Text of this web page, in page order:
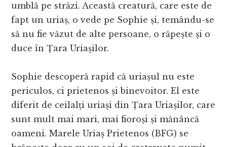
umblă pe străzi. Această creatură, care este de
fapt un uriaș, o vede pe Sophie și, temându-se
să nu fie văzut de alte persoane, o răpește și o
duce în Țara Uriașilor.
Sophie descoperă rapid că uriașul nu este
periculos, ci prietenos și binevoitor. El este
diferit de ceilalți uriași din Țara Uriașilor, care
sunt mult mai mari, mai fioroși și mănâncă
oameni. Marele Uriaș Prietenos (BFG) se